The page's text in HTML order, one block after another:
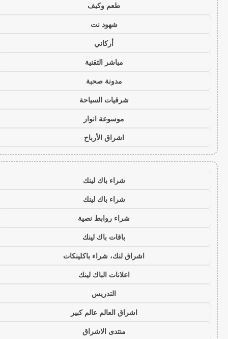
طعم وكيف
شهود نت
أركاني
مباشر التقنية
مدونة صحبة
شرقيات السياحة
موسوعة انوار
اشراق الأرباح
شراء باك لينك
شراء باك لينك
شراء روابط نصية
باقات باك لينك
اشراق لنك، شراء باكلينكات
اعلانات الباك لينك
التدريس
اشراق العالم عالم كبير
منتدى الاشراق